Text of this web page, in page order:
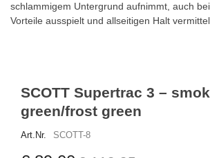
SCOTT Supertrac 3 –
green/frost green
Art.Nr. SCOTT-8
schlammigem Untergrund aufnimmt, auch
Vorteile ausspielt und allseitigen Halt